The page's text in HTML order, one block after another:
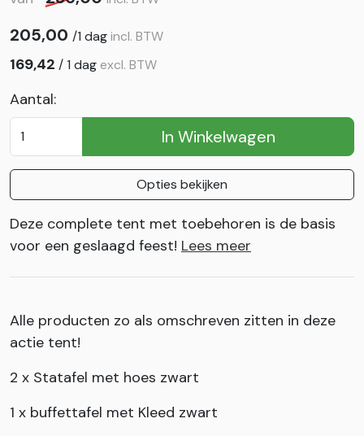
205,00 /1 dagincl. BTW
169,42 /1 dag excl. BTW
Aantal:
In Winkelwagen
Opties bekijken
Deze complete tent met toebehoren is de basis
voor een geslaagd feest! Lees meer
Alle producten zo als omschreven zitten in deze
actie tent!
2 x Statafel met hoes zwart
1 x buffettafel met Kleed zwart